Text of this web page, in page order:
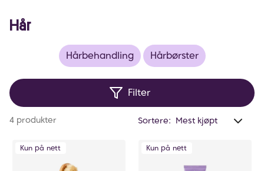
Hår
Hårbehandling Hårbørster
Filter
4 produkter Sortere:
Kun på nett Kun på nett